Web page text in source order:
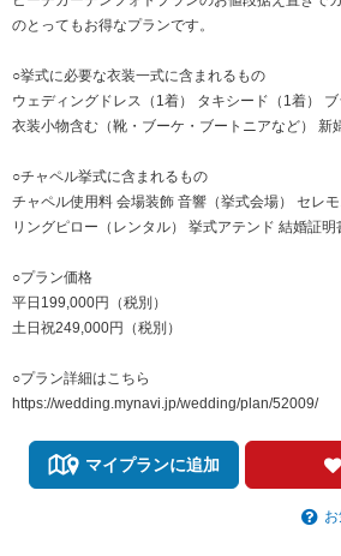
のとってもお得なプランです。
○挙式に必要な衣装一式に含まれるもの
ウェディングドレス（1着） タキシード（1着）
衣装小物含む（靴・ブーケ・ブートニアなど） 新
○チャペル挙式に含まれるもの
チャペル使用料 会場装飾 音響（挙式会場） セレモ
リングピロー（レンタル） 挙式アテンド 結婚証明
○プラン価格
平日199,000円（税別）
土日祝249,000円（税別）
○プラン詳細はこちら
https://wedding.mynavi.jp/wedding/plan/52009/
マイプランに追加